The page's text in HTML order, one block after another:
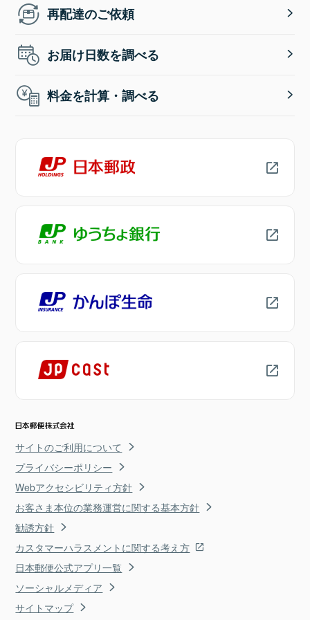
再配達のご依頼
お届け日数を調べる
料金を計算・調べる
サイトのご利用について
プライバシーポリシー
Webアクセシビリティ方針
お客さま本位の業務運営に関する基本方針
勧誘方針
カスタマーハラスメントに関する考え方
日本郵便公式アプリ一覧
ソーシャルメディア
サイトマップ